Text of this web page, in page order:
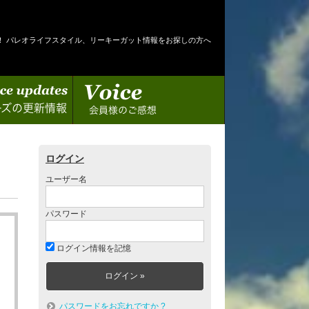
パレオライフスタイル、リーキーガット情報をお探しの方へ
報 会員様のご感想
ログイン
ユーザー名
パスワード
ログイン情報を記憶
パスワードをお忘れですか ?